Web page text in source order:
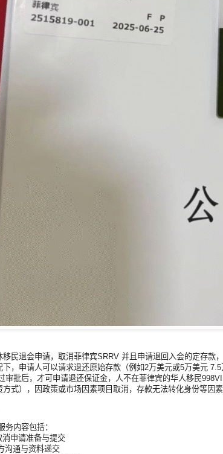
移民退会申请，取消菲律宾SRRV 并且申请退回入会的定存款
下，申请人可以请求退还原始存款（例如2万美元或5万美元
审批后，才可申请退还保证金，人不在菲律宾的华人移民
方式），因政策或市场因素项目取消，存款无法转化身份等因素
务内容包括：
消申请准备与提交
沟通与资料递交